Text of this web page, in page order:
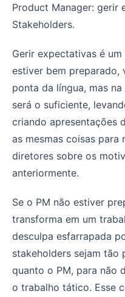
Product Manager: gerir
Stakeholders.
Gerir expectativas é
estiver bem preparado,
ponta da língua, mas
será o suficiente,
criando apresentações
as mesmas coisas para
diretores sobre os
anteriormente.
Se o PM não estiver
transforma em um
desculpa esfarrapada
stakeholders sejam tão
quanto o PM, para não
o trabalho tático. Esse